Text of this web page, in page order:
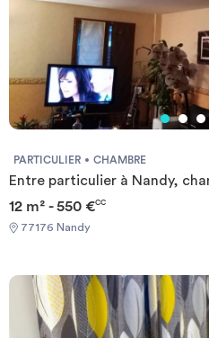
PARTICULIER CHAMBRE
Entre particulier à Nandy,
12 m² - 550 €CC
77176 Nandy